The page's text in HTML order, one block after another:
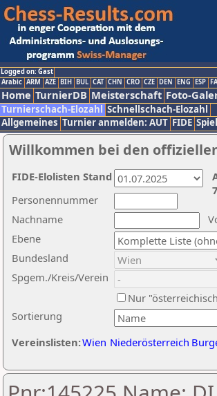
Logged on: Gast
Arabic ARM AZE BIH BUL CAT CHN CRO CZE DEN ENG ESP
Home TurnierDB Meisterschaft Foto-
Turnierschach-Elozahl Schnellschach-Elozahl
Allgemeines Turnier anmelden: AUT FIDE
Willkommen bei den
Nachname
Ebene
Sortierung
Personennummer
Bundesland
Spgem./Kreis/Verein
Nur
Vereinslisten:Wien Niederösterreich
FIDE-Elolisten Stand